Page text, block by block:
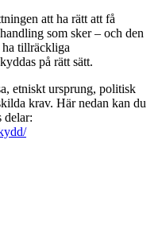
att ha rätt att få
som sker – och den
ha tillräckliga
på rätt sätt.
etniskt ursprung, politisk
krav. Här nedan kan du
delar: